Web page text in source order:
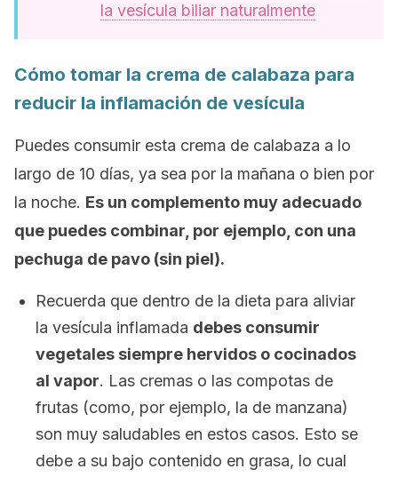
la vesícula biliar naturalmente
Cómo tomar la crema de calabaza para
reducir la inflamación de vesícula
Puedes consumir esta crema de calabaza a lo
largo de 10 días, ya sea por la mañana o bien por
la noche. Es un complemento muy adecuado
que puedes combinar, por ejemplo , con una
pechuga de pavo (sin piel).
Recuerda que dentro de la dieta para aliviar
la vesícula inflamada debes consumir
vegetales siempre hervidos o cocinados
al vapor. Las cremas o las compotas de
frutas (como, por ejemplo, la de manzana)
son muy saludables en estos casos. Esto se
debe a su bajo contenido en grasa, lo cual